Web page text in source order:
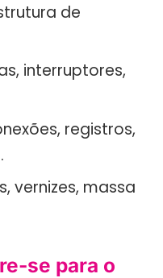
de
interruptores,
registros,
vernizes, massa
se para o